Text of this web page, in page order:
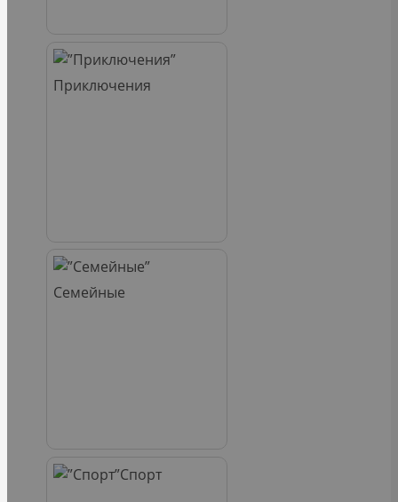
Приключения
Семейные
Спорт